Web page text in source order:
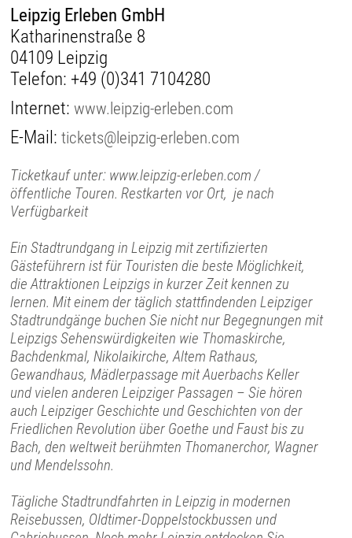
Leipzig Erleben GmbH
Katharinenstraße 8
04109 Leipzig
Telefon: +49 (0)341 7104280
Internet:www.leipzig-erleben.com
E-Mail:tickets@leipzig-erleben.com
Ticketkauf unter: www.leipzig-erleben.com /
öffentliche Touren. Restkarten vor Ort, je nach
Verfügbarkeit
Ein Stadtrundgang in Leipzig mit zertifizierten
Gästeführern ist für Touristen die beste Möglichkeit,
die Attraktionen Leipzigs in kurzer Zeit kennen zu
lernen. Mit einem der täglich stattfindenden Leipziger
Stadtrundgänge buchen Sie nicht nur Begegnungen mit
Leipzigs Sehenswürdigkeiten wie Thomaskirche,
Bachdenkmal, Nikolaikirche, Altem Rathaus,
Gewandhaus, Mädlerpassage mit Auerbachs Keller
und vielen anderen Leipziger Passagen – Sie hören
auch Leipziger Geschichte und Geschichten von der
Friedlichen Revolution über Goethe und Faust bis zu
Bach, den weltweit berühmten Thomanerchor, Wagner
und Mendelssohn.
Tägliche Stadtrundfahrten in Leipzig in modernen
Reisebussen, Oldtimer-Doppelstockbussen und